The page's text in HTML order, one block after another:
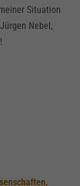
Situation
Nebel,